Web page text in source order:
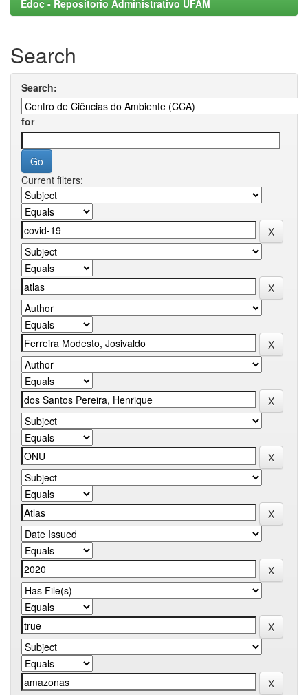
Edoc - Repositorio Administrativo UFAM
Search
Search:
for
Current filters: